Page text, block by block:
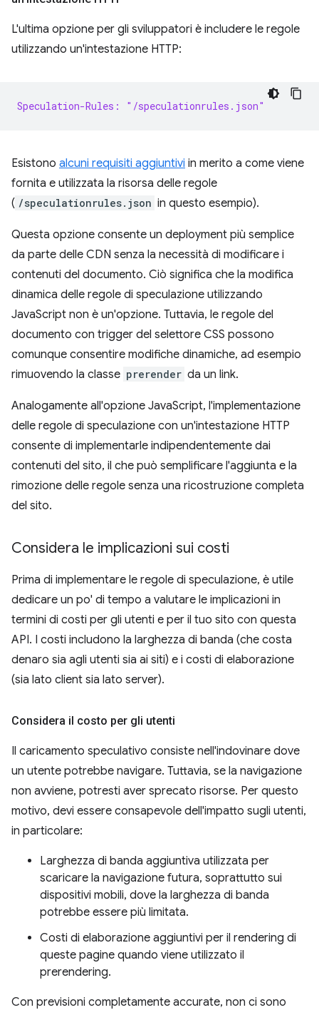
L'ultima opzione per gli sviluppatori è includere le regole
utilizzando un'intestazione HTTP:
Speculation-Rules: "/speculationrules.json"
Esistono alcuni requisiti aggiuntivi in merito a come viene
fornita e utilizzata la risorsa delle regole
( /speculationrules.json in questo esempio).
Questa opzione consente un deployment più semplice
da parte delle CDN senza la necessità di modificare i
contenuti del documento. Ciò significa che la modifica
dinamica delle regole di speculazione utilizzando
JavaScript non è un'opzione. Tuttavia, le regole del
documento con trigger del selettore CSS possono
comunque consentire modifiche dinamiche, ad esempio
rimuovendo la classe prerender da un link.
Analogamente all'opzione JavaScript, l'implementazione
delle regole di speculazione con un'intestazione HTTP
consente di implementarle indipendentemente dai
contenuti del sito, il che può semplificare l'aggiunta e la
rimozione delle regole senza una ricostruzione completa
del sito.
Considera le implicazioni sui costi
Prima di implementare le regole di speculazione, è utile
dedicare un po' di tempo a valutare le implicazioni in
termini di costi per gli utenti e per il tuo sito con questa
API. I costi includono la larghezza di banda (che costa
denaro sia agli utenti sia ai siti) e i costi di elaborazione
(sia lato client sia lato server).
Considera il costo per gli utenti
Il caricamento speculativo consiste nell'indovinare dove
un utente potrebbe navigare. Tuttavia, se la navigazione
non avviene, potresti aver sprecato risorse. Per questo
motivo, devi essere consapevole dell'impatto sugli utenti,
in particolare:
Larghezza di banda aggiuntiva utilizzata per
scaricare la navigazione futura, soprattutto sui
dispositivi mobili, dove la larghezza di banda
potrebbe essere più limitata.
Costi di elaborazione aggiuntivi per il rendering di
queste pagine quando viene utilizzato il
prerendering.
Con previsioni completamente accurate, non ci sono